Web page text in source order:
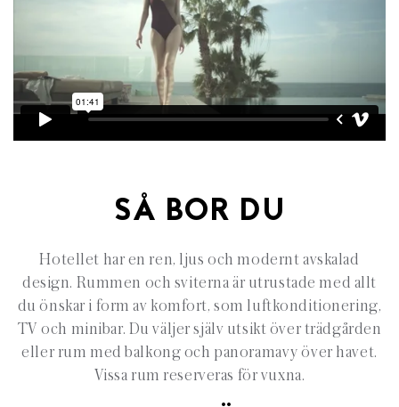
SÅ BOR DU
Hotellet har en ren, ljus och modernt avskalad
design. Rummen och sviterna är utrustade med allt
du önskar i form av komfort, som luftkonditionering,
TV och minibar. Du väljer själv utsikt över trädgården
eller rum med balkong och panoramavy över havet.
Vissa rum reserveras för vuxna.